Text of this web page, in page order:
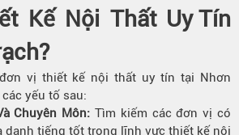
Kế Nội Thất Uy Tín
vị thiết kế nội thất uy tín tại Nhơn
yếu tố sau:
Chuyên Môn: Tìm kiếm các đơn vị có
danh tiếng tốt trong lĩnh vực thiết kế nội